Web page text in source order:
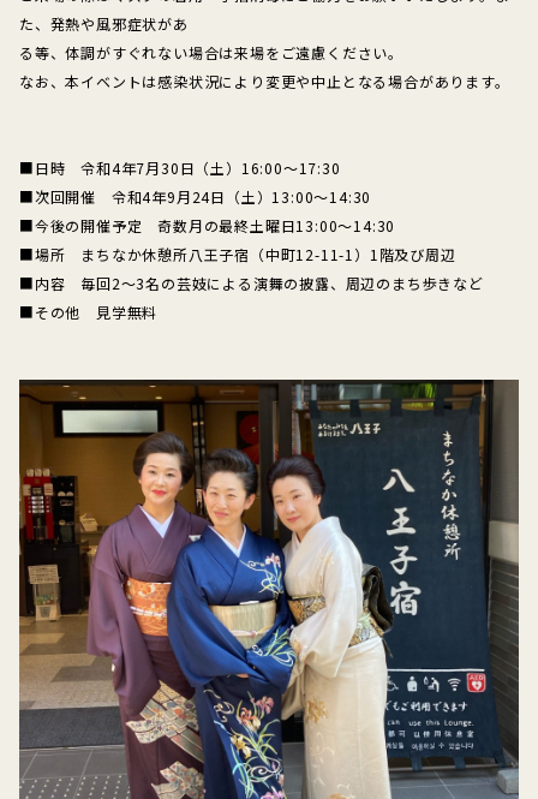
た、発熱や風邪症状があ
る等、体調がすぐれない場合は来場をご遠慮ください。
なお、本イベントは感染状況により変更や中止となる場合があります。
■日時 令和4年7月30日（土）16:00～17:30
■次回開催 令和4年9月24日（土）13:00～14:30
■今後の開催予定 奇数月の最終土曜日13:00～14:30
■場所 まちなか休憩所八王子宿（中町12-11-1）1階及び周辺
■内容 毎回2～3名の芸妓による演舞の披露、周辺のまち歩きなど
■その他 見学無料